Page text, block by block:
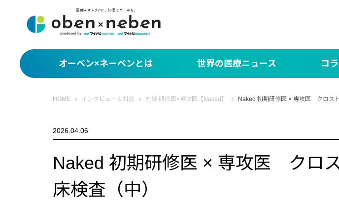
オーベン×ネーベンとは 世界の医療ニュース
サクッと1分！世界の医療NEWS
編集部セレクト 世界の医療News マイシュー
コ
言いたい放題！
あした、ハッピーにな
もっと、あしたハッピ
HOME オーベン×ネーベン
インタビュー＆対談 対談 研修医×専攻医【Naked】 Naked 初期研修医 × 専攻医 クロス
2026.04.06
Naked 初期研修医 × 専攻医 クロ
床検査（中）